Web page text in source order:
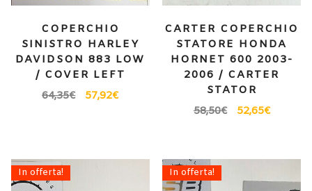
COPERCHIO
SINISTRO HARLEY
DAVIDSON 883 LOW
/ COVER LEFT
64,35€ 57,92€
CARTER COPERCHIO
STATORE HONDA
HORNET 600 2003-
2006 / CARTER
STATOR
58,50€ 52,65€
In offerta! In offerta!